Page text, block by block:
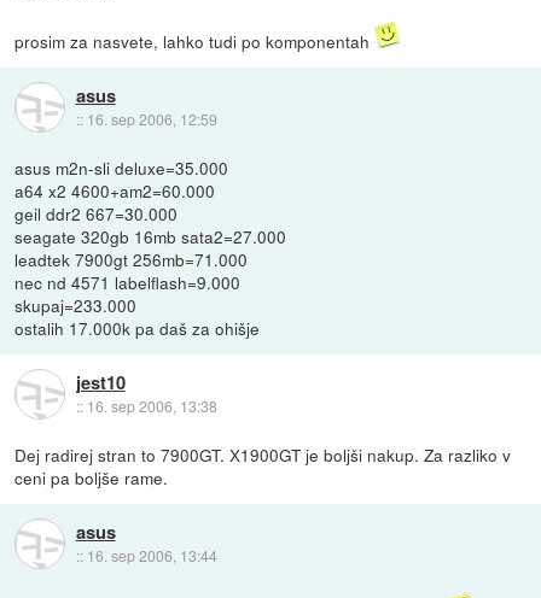
prosim za nasvete, lahko tudi po komponentah
asus
:: 16. sep 2006, 12:59
asus m2n-sli deluxe=35.000
a64 x2 4600+am2=60.000
geil ddr2 667=30.000
seagate 320gb 16mb sata2=27.000
leadtek 7900gt 256mb=71.000
nec nd 4571 labelflash=9.000
skupaj=233.000
ostalih 17.000k pa daš za ohišje
jest10
:: 16. sep 2006, 13:38
Dej radirej stran to 7900GT. X1900GT je boljši nakup. Za razliko v
ceni pa boljše rame.
asus
:: 16. sep 2006, 13:44